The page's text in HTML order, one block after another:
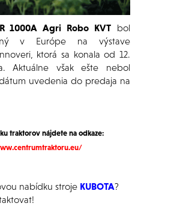
1000A Agri Robo KVTbol
v Európe na výstave
ktorá sa konala od 12.
Aktuálne však ešte nebol
uvedenia do predaja na
traktorov nájdete na odkaze:
nabídku stroje KUBOTA?